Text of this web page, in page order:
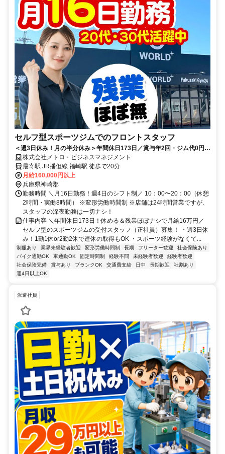
セルフ型スポーツジムでのフロントスタッフ
＜週3日休み！月の半分休み＞年間休日173日／賞与年2回・ジム代0円／
10時始業／20～30代活躍中
株式会社メトロ・ビジネスマネジメント
最寄駅 JR播但線 福崎駅 徒歩で20分
月給160,000円以上
兵庫県神崎郡
勤務時間 ＼月16日勤務！週4日のシフト制／ 10：00〜20：00（休憩
2時間・実働8時間） ※変形労働時間制 ※店舗は24時間営業ですが、
スタッフの深夜勤務は一切ナシ！
仕事内容 ＼年間休日173日！休める＆残業ほぼナシで月給16万円／
セルフ型のスポーツジムの受付スタッフ（正社員）募集！ ・週3日休
み！1勤1休or2勤2休で連休の取得もOK ・スポーツ経験がなくて...
制服あり 業界未経験者歓迎 変形労働時間制 長期 フリーター歓迎
社会保険あり
バイク通勤OK
車通勤OK 固定時間制 経験不問 未経験者歓迎
経験者歓迎
社会保険完備
賞与あり ブランクOK 交通費支給 日中 長期歓迎
社割あり
週4日以上OK
派遣社員